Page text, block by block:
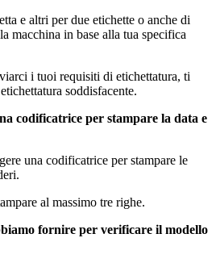
e altri per due etichette o anche di
macchina in base alla tua specifica
i tuoi requisiti di etichettatura, ti
soddisfacente.
codificatrice per stampare la data e
una codificatrice per stampare le
al massimo tre righe.
fornire per verificare il modello